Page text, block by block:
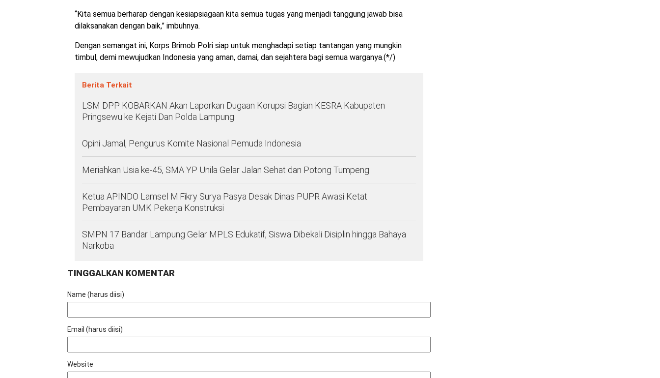
“Kita semua berharap dengan kesiapsiagaan kita semua tugas yang menjadi tanggung jawab bisa
dilaksanakan dengan baik,” imbuhnya.
Dengan semangat ini, Korps Brimob Polri siap untuk menghadapi setiap tantangan yang mungkin
timbul, demi mewujudkan Indonesia yang aman, damai, dan sejahtera bagi semua warganya.(*/)
Berita Terkait
LSM DPP KOBARKAN Akan Laporkan Dugaan Korupsi Bagian KESRA Kabupaten
Pringsewu ke Kejati Dan Polda Lampung
Opini Jamal, Pengurus Komite Nasional Pemuda Indonesia
Meriahkan Usia ke-45, SMA YP Unila Gelar Jalan Sehat dan Potong Tumpeng
Ketua APINDO Lamsel M.Fikry Surya Pasya Desak Dinas PUPR Awasi Ketat
Pembayaran UMK Pekerja Konstruksi
SMPN 17 Bandar Lampung Gelar MPLS Edukatif, Siswa Dibekali Disiplin hingga Bahaya
Narkoba
TINGGALKAN KOMENTAR
Name (harus diisi)
Email (harus diisi)
Website